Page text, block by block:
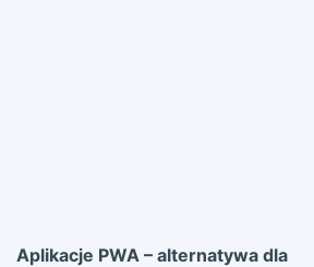
Aplikacje PWA – alternatywa dla